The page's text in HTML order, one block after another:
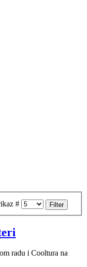
# Filter
radu i Cooltura na